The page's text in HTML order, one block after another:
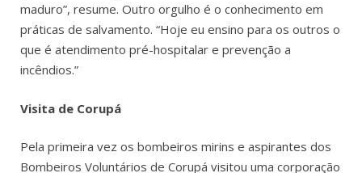
maduro”, resume. Outro orgulho é o conhecimento em
práticas de salvamento. “Hoje eu ensino para os outros o
que é atendimento pré-hospitalar e prevenção a
incêndios.”
Visita de Corupá
Pela primeira vez os bombeiros mirins e aspirantes dos
Bombeiros Voluntários de Corupá visitou uma corporação